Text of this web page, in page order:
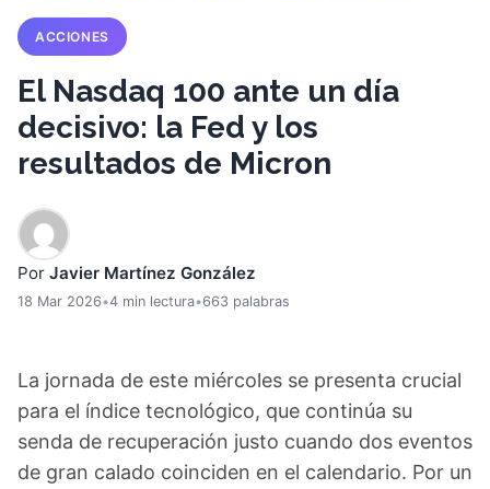
ACCIONES
El Nasdaq 100 ante un día
decisivo: la Fed y los
resultados de Micron
Por Javier Martínez González
18 Mar 2026•4 min lectura•663 palabras
La jornada de este miércoles se presenta crucial
para el índice tecnológico, que continúa su
senda de recuperación justo cuando dos eventos
de gran calado coinciden en el calendario. Por un